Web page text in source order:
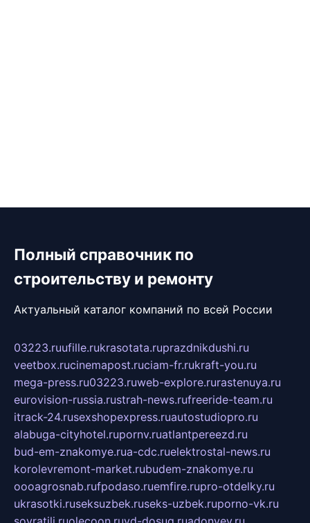
Полный справочник по
строительству и ремонту
Актуальный каталог компаний по всей России
03223.ruufille.rukrasotata.ruprazdnikdushi.ru
veetbox.rucinemapost.ruciam-fr.rukraft-you.ru
mega-press.ru03223.ruweb-explore.rurastenuya.ru
eurovision-russia.rustrah-news.rufreeride-team.ru
itrack-24.rusexshopexpress.ruautostudiopro.ru
alabuga-cityhotel.rupornv.ruatlantpereezd.ru
bud-em-znakomye.rua-cdc.ruelektrostal-news.ru
korolevremont-market.rubudem-znakomye.ru
oooagrosnab.rufpodaso.ruemfire.rupro-otdelky.ru
ukrasotki.ruseksuzbek.ruseks-uzbek.ruporno-vk.ru